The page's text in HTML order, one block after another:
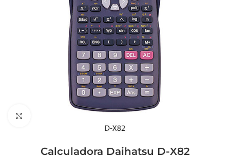
Calculadora Daihatsu D-X82